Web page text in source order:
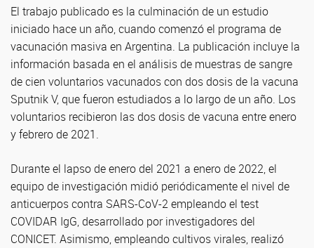
El trabajo publicado es la culminación de un estudio
iniciado hace un año, cuando comenzó el programa de
vacunación masiva en Argentina. La publicación incluye la
información basada en el análisis de muestras de sangre
de cien voluntarios vacunados con dos dosis de la vacuna
Sputnik V, que fueron estudiados a lo largo de un año. Los
voluntarios recibieron las dos dosis de vacuna entre enero
y febrero de 2021.
Durante el lapso de enero del 2021 a enero de 2022, el
equipo de investigación midió periódicamente el nivel de
anticuerpos contra SARS-CoV-2 empleando el test
COVIDAR IgG, desarrollado por investigadores del
CONICET. Asimismo, empleando cultivos virales, realizó